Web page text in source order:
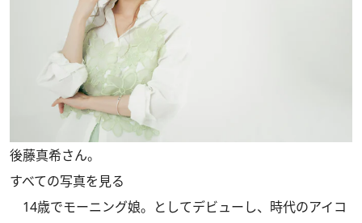
後藤真希さん。
すべての写真を見る
14歳でモーニング娘。としてデビューし、時代のアイコ